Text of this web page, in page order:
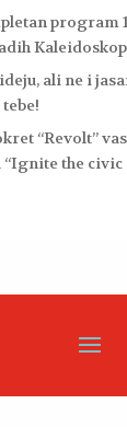
program
Kaleidoskop
ali ne i
“Revolt”
the civic